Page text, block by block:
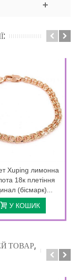
Xuping лимонна
18к плетіння
(бісмарк)...
У КОШИК
ТОВАР,